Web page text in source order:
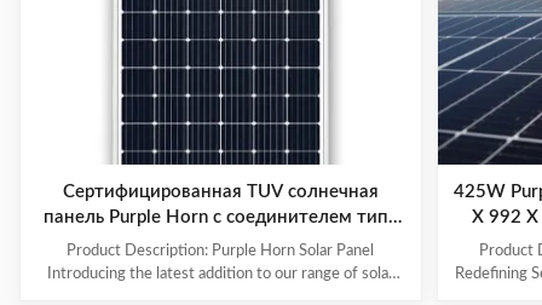
Сертифицированная TUV солнечная
панель Purple Horn с соединителем типа
MC4 от -40°C до 85°C
Product Description: Purple Horn Solar Panel
Introducing the latest addition to our range of solar
425W
X 992
Product
Redefining